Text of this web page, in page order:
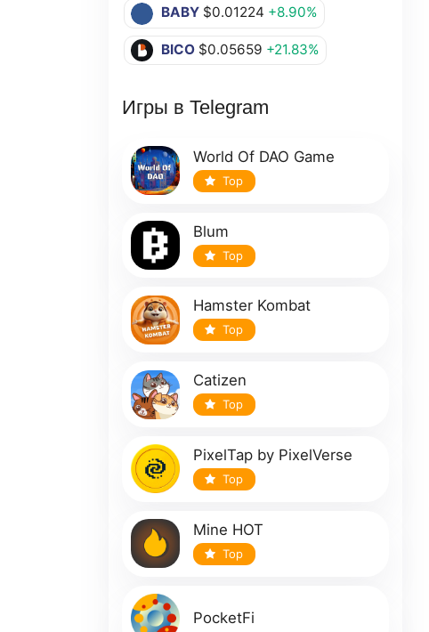
BABY $0.01224 +8.90%
BICO $0.05659 +21.83%
Игры в Telegram
World Of DAO Game
Top
Blum
Top
Hamster Kombat
Top
Catizen
Top
PixelTap by PixelVerse
Top
Mine HOT
Top
PocketFi